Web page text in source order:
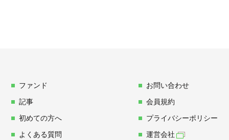
ファンド
記事
初めての方へ
よくある質問
お問い合わせ
会員規約
プライバシーポリシー
運営会社